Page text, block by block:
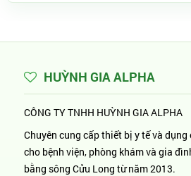
HUỲNH GIA ALPHA
CÔNG TY TNHH HUỲNH GIA ALPHA
Chuyên cung cấp thiết bị y tế và
cho bệnh viện, phòng khám và gia
bằng sông Cửu Long từ năm 2013.